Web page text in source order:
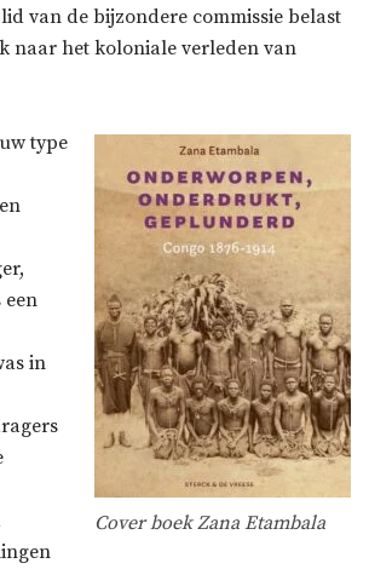
van de bijzondere commissie belast
naar het koloniale verleden van
Cover boek Zana Etambala
type
een
in